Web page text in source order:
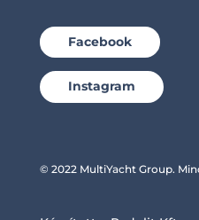
Facebook
Instagram
© 2022 MultiYacht Group.